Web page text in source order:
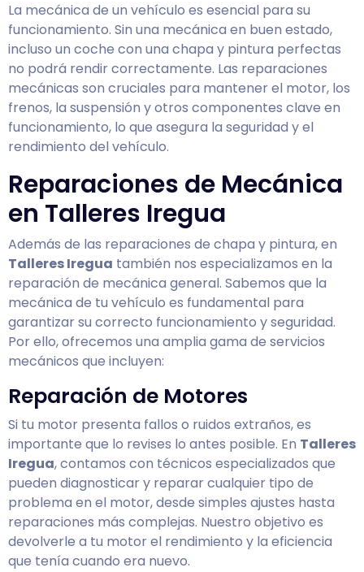
La mecánica de un vehículo es esencial para su
funcionamiento. Sin una mecánica en buen estado,
incluso un coche con una chapa y pintura perfectas
no podrá rendir correctamente. Las reparaciones
mecánicas son cruciales para mantener el motor, los
frenos, la suspensión y otros componentes clave en
funcionamiento, lo que asegura la seguridad y el
rendimiento del vehículo.
Reparaciones de Mecánica
en Talleres Iregua
Además de las reparaciones de chapa y pintura, en
Talleres Iregua también nos especializamos en la
reparación de mecánica general. Sabemos que la
mecánica de tu vehículo es fundamental para
garantizar su correcto funcionamiento y seguridad.
Por ello, ofrecemos una amplia gama de servicios
mecánicos que incluyen:
Reparación de Motores
Si tu motor presenta fallos o ruidos extraños, es
importante que lo revises lo antes posible. En Talleres
Iregua, contamos con técnicos especializados que
pueden diagnosticar y reparar cualquier tipo de
problema en el motor, desde simples ajustes hasta
reparaciones más complejas. Nuestro objetivo es
devolverle a tu motor el rendimiento y la eficiencia
que tenía cuando era nuevo.